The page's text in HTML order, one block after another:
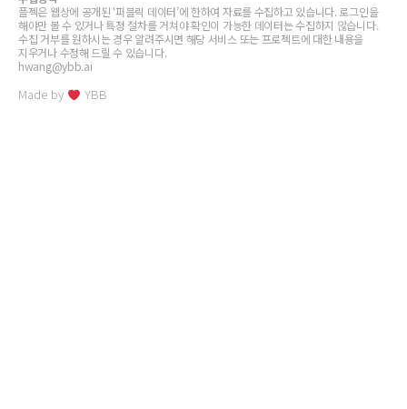
플젝은 웹상에 공개된 ‘퍼블릭 데이터’에 한하여 자료를 수집하고 있습니다. 로그인을
해야만 볼 수 있거나 특정 절차를 거쳐야 확인이 가능한 데이터는 수집하지 않습니다.
수집 거부를 원하시는 경우 알려주시면 해당 서비스 또는 프로젝트에 대한 내용을
지우거나 수정해 드릴 수 있습니다.
hwang@ybb.ai
Made by YBB